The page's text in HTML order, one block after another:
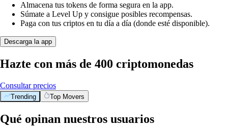
Almacena tus tokens de forma segura en la app.
Súmate a Level Up y consigue posibles recompensas.
Paga con tus criptos en tu día a día (donde esté disponible).
Descarga la app
Hazte con más de 400 criptomonedas
Consultar precios
Trending Top Movers
Qué opinan nuestros usuarios